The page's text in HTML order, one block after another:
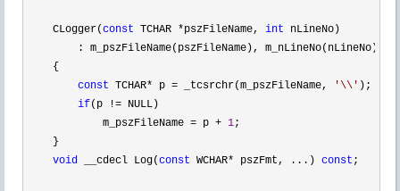
    CLogger(
const TCHAR *pszFileName, int nLineNo)
        : m_pszFileName(pszFileName), m_nLineNo(nLineNo)
    {
const TCHAR* p = _tcsrchr(m_pszFileName, ' \\ ' );
if(p != NULL)
            m_pszFileName
= p + 1;
    }
void __cdecl Log(const WCHAR* pszFmt, ...) const ;